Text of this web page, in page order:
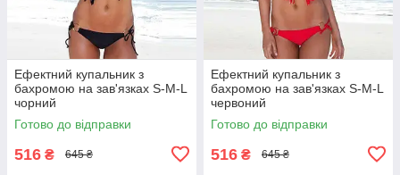
Ефектний купальник з
бахромою на зав'язках S-M-L
чорний
Готово до відправки
516 ₴ 645 ₴
Ефектний купальник з
бахромою на зав'язках S-M-L
червоний
Готово до відправки
516 ₴ 645 ₴